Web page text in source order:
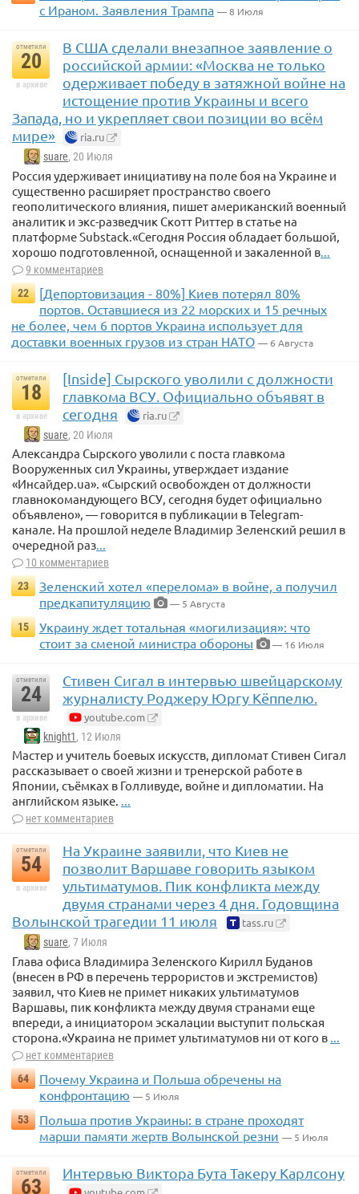
с Ираном. Заявления Трампа — 8 Июля
отметили
20
в архиве
В США сделали внезапное заявление о
российской армии: «Москва не только
одерживает победу в затяжной войне на
истощение против Украины и всего
Запада, но и укрепляет свои позиции во всём
мире»
ria.ru
suare, 20 Июля
Россия удерживает инициативу на поле боя на Украине и
существенно расширяет пространство своего
геополитического влияния, пишет американский военный
аналитик и экс-разведчик Скотт Риттер в статье на
платформе Substack.«Сегодня Россия обладает большой,
хорошо подготовленной, оснащенной и закаленной в
9 комментариев
22
[Депортовизация - 80%] Киев потерял 80%
портов. Оставшиеся из 22 морских и 15 речных
не более, чем 6 портов Украина использует для
доставки военных грузов из стран НАТО — 6 Августа
отметили
18
в архиве
[Inside] Сырского уволили с должности
главкома ВСУ. Официально объявят в
сегодня
ria.ru
suare, 20 Июля
Александра Сырского уволили с поста главкома
Вооруженных сил Украины, утверждает издание
«Инсайдер.ua». «Сырский освобожден от должности
главнокомандующего ВСУ, сегодня будет официально
объявлено», — говорится в публикации в Telegram-
канале. На прошлой неделе Владимир Зеленский решил в
очередной раз...
10 комментариев
23
Зеленский хотел «перелома» в войне, а получил
предкапитуляцию
— 5 Августа
15
Украину ждет тотальная «могилизация»: что
стоит за сменой министра обороны
— 16 Июля
отметили
24
в архиве
Стивен Сигал в интервью швейцарскому
журналисту Роджеру Юргу Кёппелю.
youtube.com
knight1, 12 Июля
Мастер и учитель боевых искусств, дипломат Стивен Сигал
рассказывает о своей жизни и тренерской работе в
Японии, съёмках в Голливуде, войне и дипломатии. На
английском языке. ...
нет комментариев
отметили
54
в архиве
На Украине заявили, что Киев не
позволит Варшаве говорить языком
ультиматумов. Пик конфликта между
двумя странами через 4 дня. Годовщина
Волынской трагедии 11 июля
tass.ru
suare, 7 Июля
Глава офиса Владимира Зеленского Кирилл Буданов
(внесен в РФ в перечень террористов и экстремистов)
заявил, что Киев не примет никаких ультиматумов
Варшавы, пик конфликта между двумя странами еще
впереди, а инициатором эскалации выступит польская
сторона.«Украина не примет ультиматумов ни от кого в
нет комментариев
64
Почему Украина и Польша обречены на
конфронтацию — 5 Июля
53
Польша против Украины: в стране проходят
марши памяти жертв Волынской резни — 5 Июля
отметили
63
Интервью Виктора Бута Такеру Карлсону